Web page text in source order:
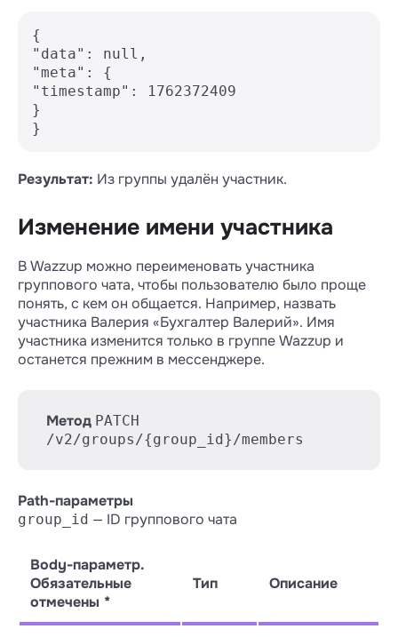
{
"data": null,
"meta": {
"timestamp": 1762372409
}
Результат: Из группы удалён участник.
Изменение имени участника
В Wazzup можно переименовать участника
группового чата, чтобы пользователю было проще
понять, с кем он общается. Например, назвать
участника Валерия «Бухгалтер Валерий». Имя
участника изменится только в группе Wazzup и
останется прежним в мессенджере.
Метод PATCH
/v2/groups/{group_id}/members
Path-параметры
group_id — ID группового чата
Body-параметр.
Обязательные
отмечены *
Тип Описание